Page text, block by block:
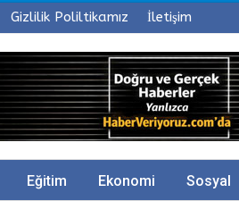
Gizlilik Poliltikamız İletişim
Eğitim Ekonomi Sosyal